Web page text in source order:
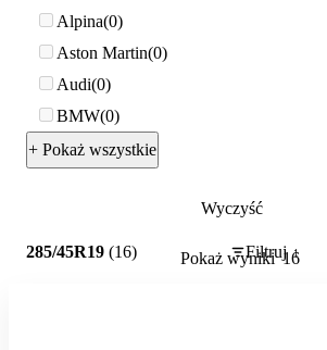
Alpina 0
Aston Martin 0
Audi 0
BMW 0
+ Pokaż wszystkie
Wyczyść
Pokaż wyniki 16
285/45R19 (16) Filtruj 1